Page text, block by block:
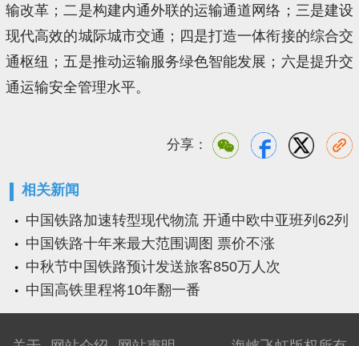
输改革；二是构建内通外联的运输通道网络；三是建设
现代高效的城际城市交通；四是打造一体衔接的综合交
通枢纽；五是推动运输服务绿色智能发展；六是提升交
通运输安全管理水平。
分享：
相关新闻
中国铁路加速转型现代物流 开通中欧中亚班列62列
中国铁路十年来最大范围调图 票价不涨
中秋节中国铁路预计发送旅客850万人次
中国高铁里程将10年翻一番